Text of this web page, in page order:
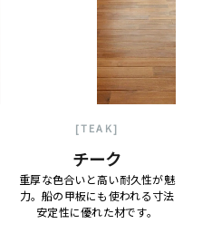
[TEAK]
チーク
重厚な色合いと高い耐久性が魅
力。船の甲板にも使われる寸法
安定性に優れた材です。